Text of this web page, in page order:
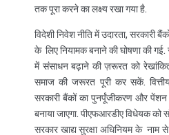
तक पूरा करने का लक्ष्य रखा गया है.
विदेशी निवेश नीति में उदारता, सरकारी
के लिए नियामक बनाने की घोषणा की गई.
में संसाधन बढ़ाने की ज़रूरत को
समाज की जरूरत पूरी कर सकें.
सरकारी बैंकों का पुनर्पूंजीकरण और
बनाया जाएगा. पीएफआरडीए विधेयक को
सरकार खाद्य सुरक्षा अधिनियम के नाम